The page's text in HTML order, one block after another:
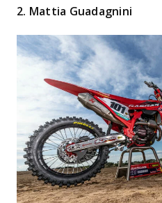
2. Mattia Guadagnini